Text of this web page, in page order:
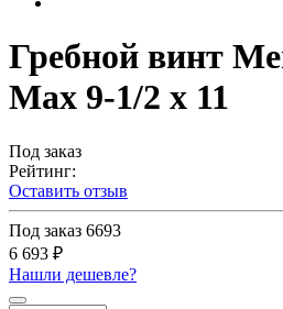
Гребной винт
Max 9-1/2 x 11
Под заказ
Рейтинг:
Оставить отзыв
Под заказ 6693
6 693 ₽
Нашли дешевле?